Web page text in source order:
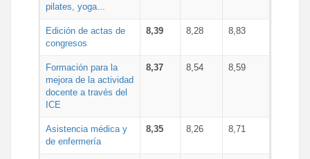
pilates, yoga...
Edición de actas de
congresos
8,39 8,28 8,83
Formación para la
mejora de la actividad
docente a través del
ICE
8,37 8,54 8,59
Asistencia médica y
de enfermería
8,35 8,26 8,71